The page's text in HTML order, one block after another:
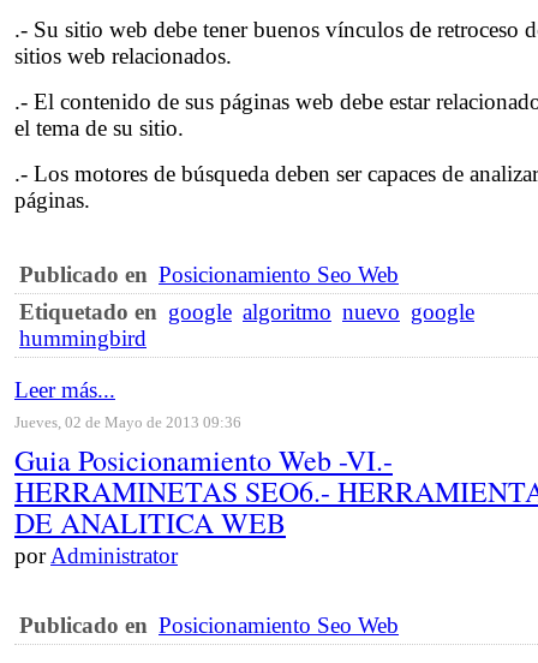
.- Su sitio web debe tener buenos vínculos de retroceso
sitios web relacionados.
.- El contenido de sus páginas web debe estar
el tema de su sitio.
.- Los motores de búsqueda deben ser capaces de
páginas.
Publicado en Posicionamiento Seo Web
Etiquetado en google algoritmo nuevo google
hummingbird
Leer más...
Jueves, 02 de Mayo de 2013 09:36
Guia Posicionamiento Web -VI.-
HERRAMINETAS SEO6.-
DE ANALITICA WEB
porAdministrator
Publicado en Posicionamiento Seo Web